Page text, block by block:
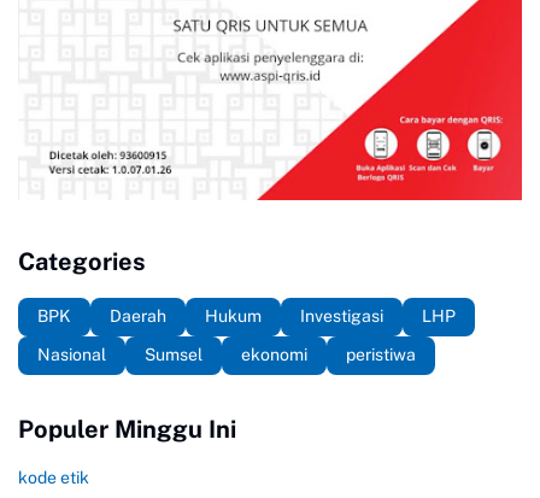
Categories
BPK Daerah Hukum Investigasi
LHP
Nasional
Sumsel ekonomi peristiwa
Populer Minggu Ini
kode etik